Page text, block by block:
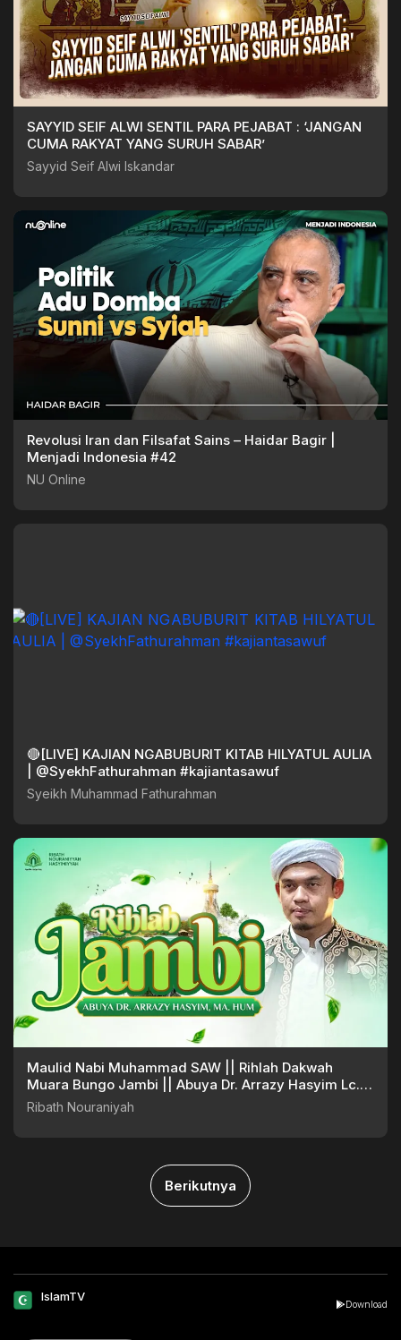
SAYYID SEIF ALWI SENTIL PARA PEJABAT : ‘JANGAN
CUMA RAKYAT YANG SURUH SABAR’
Sayyid Seif Alwi Iskandar
Revolusi Iran dan Filsafat Sains – Haidar Bagir |
Menjadi Indonesia #42
NU Online
🔴[LIVE] KAJIAN NGABUBURIT KITAB HILYATUL AULIA
| @SyekhFathurahman #kajiantasawuf
Syeikh Muhammad Fathurahman
Maulid Nabi Muhammad SAW || Rihlah Dakwah
Muara Bungo Jambi || Abuya Dr. Arrazy Hasyim Lc.
MA. Hum
Ribath Nouraniyah
Berikutnya
IslamTV
Download